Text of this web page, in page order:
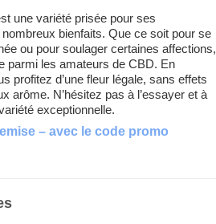
une variété prisée pour ses
bienfaits. Que ce soit pour se
ou pour soulager certaines affections,
parmi les amateurs de CBD. En
profitez d’une fleur légale, sans effets
arôme. N’hésitez pas à l’essayer et à
exceptionnelle.
– avec le code promo